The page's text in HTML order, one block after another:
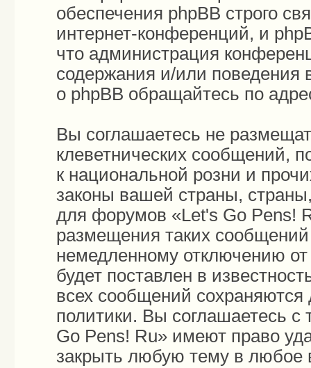
обеспечения phpBB строго
интернет-конференций, и
что администрация
содержания и/или
о phpBB обращайтесь по
Вы соглашаетесь не
клеветнических сообщений,
к национальной розни и
законы вашей страны, страны,
для форумов «Let's Go Pens!
размещения таких
немедленному отключению
будет поставлен в
всех сообщений
политики. Вы соглашаетесь
Go Pens! Ru» имеют право
закрыть любую тему в любое